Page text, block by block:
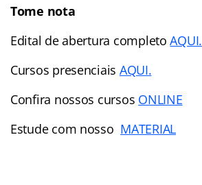
Tome nota
Edital de abertura completoAQUI.
Cursos presenciais AQUI.
Confira nossos cursos ONLINE
Estude com nosso MATERIAL